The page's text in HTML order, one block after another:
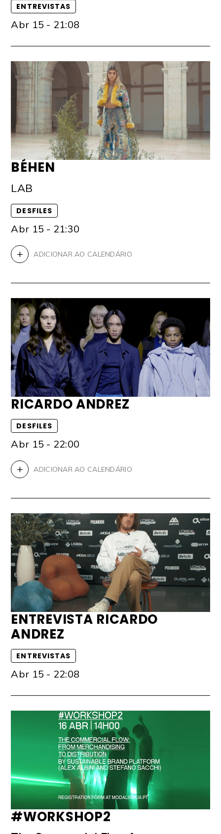
ENTREVISTAS
Abr 15 - 21:08
BÉHEN
LAB
DESFILES
Abr 15 - 21:30
+ ADICIONAR AO CALENDÁRIO
RICARDO ANDREZ
DESFILES
Abr 15 - 22:00
+ ADICIONAR AO CALENDÁRIO
ENTREVISTA RICARDO
ANDREZ
ENTREVISTAS
Abr 15 - 22:08
#WORKSHOP2